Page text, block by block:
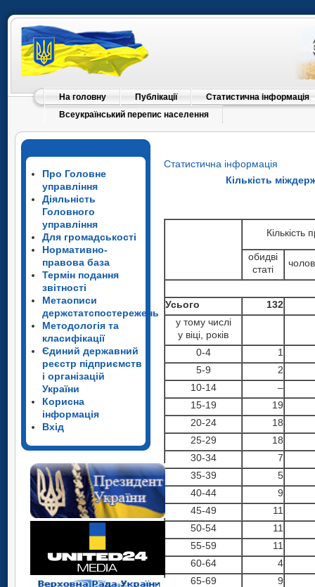
На головну Публікації
Статистична інформація
Всеукраїнський перепис населення
Про Головне
управління
Діяльність
Головного
управління
Для громадськості
Нормативно-
правова база
Термін подання
звітності
Метаописи
держстатспостережень
Методологія та
класифікації
Єдиний державний
реєстр підприємств
і організацій
України
Корисна
інформація
Вхід
Статистична інформація
Кількість
Кількість
обидві
статі
Усього
132
у тому числі
у віці, років
0-4
1
5-9
2
10-14
–
15-19
19
20-24
18
25-29
18
30-34
7
35-39
5
40-44
9
45-49
11
50-54
11
55-59
11
60-64
4
65-69
9